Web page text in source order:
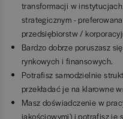
transformacji w
strategicznym -
przedsiębiorstw /
Bardzo dobrze poruszasz
rynkowych i finansowych.
Potrafisz samodzielnie
przekładać je na klarowne
Masz doświadczenie w
jakościowymi) i potrafisz je